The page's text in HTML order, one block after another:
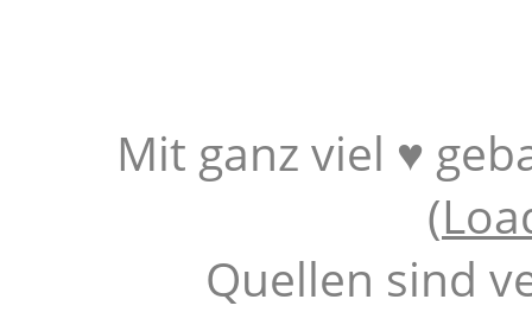
Mit ganz viel ♥
(
Quellen sind